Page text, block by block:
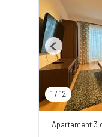
1 / 12
Previous
Apartament 3